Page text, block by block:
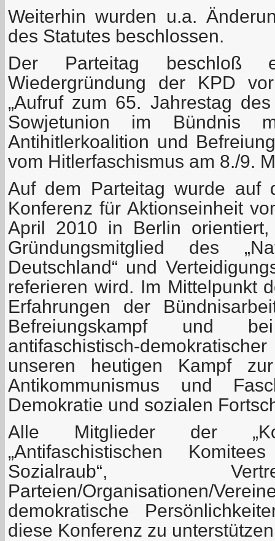
Weiterhin wurden u.a.
des Statutes beschlossen.
Der Parteitag beschloß
Wiedergründung der KPD
„Aufruf zum 65. Jahrestag
Sowjetunion im Bündnis
Antihitlerkoalition und
vom Hitlerfaschismus am 8./9.
Auf dem Parteitag wurde auf
Konferenz für Aktionseinheit
April 2010 in Berlin
Gründungsmitglied des
Deutschland“ und
referieren wird. Im Mittelpunkt
Erfahrungen der
Befreiungskampf und
antifaschistisch-
unseren heutigen Kampf
Antikommunismus und
Demokratie und sozialen
Alle Mitglieder der
„Antifaschistischen
Sozialraub“,
Parteien/Organisationen/
demokratische
diese Konferenz zu